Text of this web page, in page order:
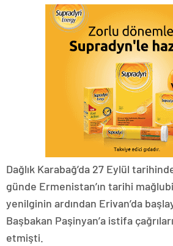
Dağlık Karabağ’da 27 Eylül
günde Ermenistan’ın tarihi
yenilginin ardından Erivan’da
Başbakan Paşinyan’a istifa
etmişti.